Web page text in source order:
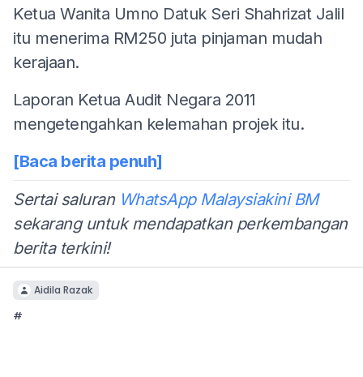
Ketua Wanita Umno Datuk Seri Shahrizat Jalil
itu menerima RM250 juta pinjaman mudah
kerajaan.
Laporan Ketua Audit Negara 2011
mengetengahkan kelemahan projek itu.
[Baca berita penuh]
Sertai saluran WhatsApp Malaysiakini BM
sekarang untuk mendapatkan perkembangan
berita terkini!
Aidila Razak
#